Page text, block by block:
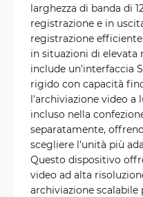
larghezza di banda di
registrazione e in
registrazione
in situazioni di elevata
include un'interfaccia
rigido con capacità
l'archiviazione video a
incluso nella
separatamente,
scegliere l'unità più
Questo dispositivo
video ad alta
archiviazione